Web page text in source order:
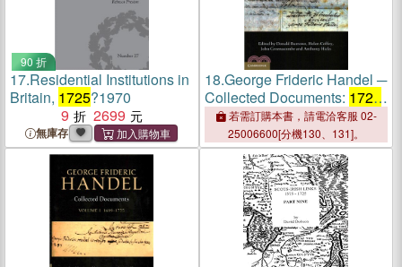
90 折
17.Residential Institutions in
Britain, 1725?1970
9
2699
無庫存
18.George Frideric Handel ─
Collected Documents: 1725-
1734若需訂購本書，請電洽客服 02-
25006600[分機130、131]。